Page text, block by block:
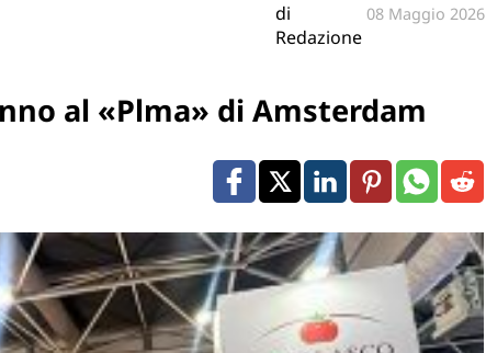
di
Redazione
08 Maggio 2026
al «Plma» di Amsterdam